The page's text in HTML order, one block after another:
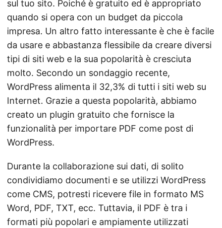
sul tuo sito. Poiché è gratuito ed è appropriato
quando si opera con un budget da piccola
impresa. Un altro fatto interessante è che è facile
da usare e abbastanza flessibile da creare diversi
tipi di siti web e la sua popolarità è cresciuta
molto. Secondo un sondaggio recente,
WordPress alimenta il 32,3% di tutti i siti web su
Internet. Grazie a questa popolarità, abbiamo
creato un plugin gratuito che fornisce la
funzionalità per importare PDF come post di
WordPress.
Durante la collaborazione sui dati, di solito
condividiamo documenti e se utilizzi WordPress
come CMS, potresti ricevere file in formato MS
Word, PDF, TXT, ecc. Tuttavia, il PDF è tra i
formati più popolari e ampiamente utilizzati